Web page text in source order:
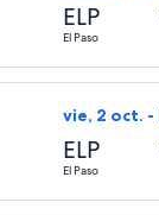
ELP
El Paso
vie, 2 oct. -
ELP
El Paso